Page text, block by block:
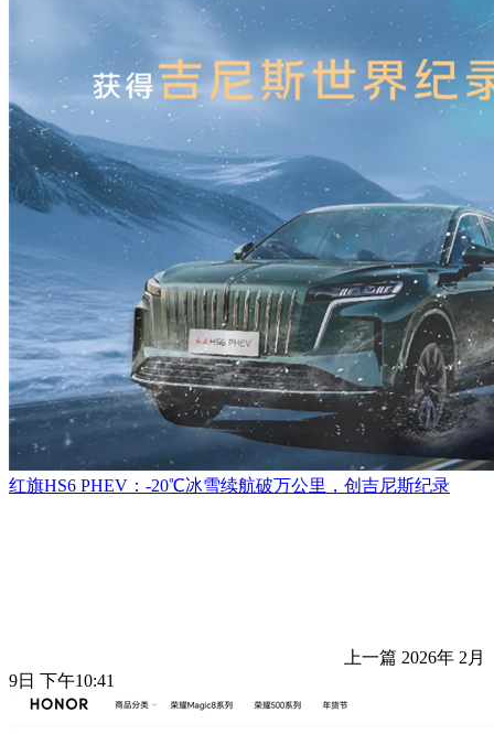
红旗HS6 PHEV：-20℃冰雪续航破万公里，创吉尼斯纪录
上一篇 2026年 2月
9日 下午10:41